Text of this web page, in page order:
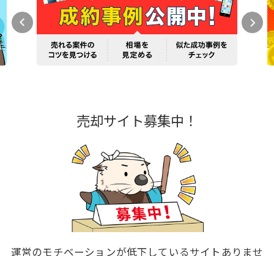
売却サイト募集中！
運営のモチベーションが低下しているサイトありませ